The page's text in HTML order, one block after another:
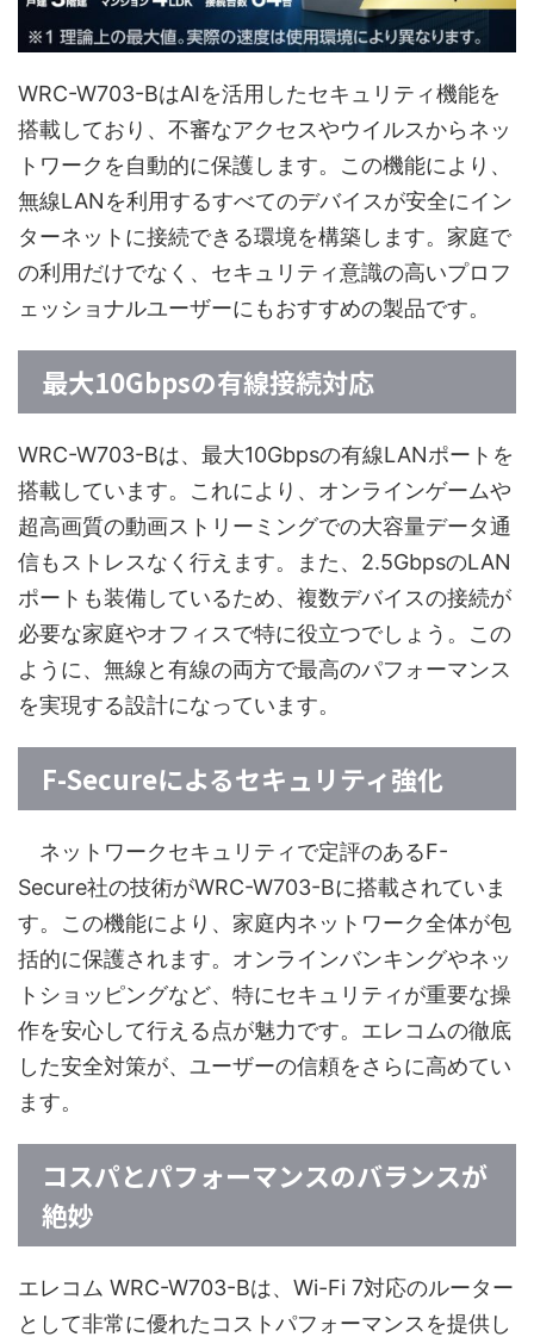
WRC-W703-BはAIを活用したセキュリティ機能を
搭載しており、不審なアクセスやウイルスからネッ
トワークを自動的に保護します。この機能により、
無線LANを利用するすべてのデバイスが安全にイン
ターネットに接続できる環境を構築します。家庭で
の利用だけでなく、セキュリティ意識の高いプロフ
ェッショナルユーザーにもおすすめの製品です。
最大10Gbpsの有線接続対応
WRC-W703-Bは、最大10Gbpsの有線LANポートを
搭載しています。これにより、オンラインゲームや
超高画質の動画ストリーミングでの大容量データ通
信もストレスなく行えます。また、2.5GbpsのLAN
ポートも装備しているため、複数デバイスの接続が
必要な家庭やオフィスで特に役立つでしょう。この
ように、無線と有線の両方で最高のパフォーマンス
を実現する設計になっています。
F-Secureによるセキュリティ強化
ネットワークセキュリティで定評のあるF-
Secure社の技術がWRC-W703-Bに搭載されていま
す。この機能により、家庭内ネットワーク全体が包
括的に保護されます。オンラインバンキングやネッ
トショッピングなど、特にセキュリティが重要な操
作を安心して行える点が魅力です。エレコムの徹底
した安全対策が、ユーザーの信頼をさらに高めてい
ます。
コスパとパフォーマンスのバランスが
絶妙
エレコム WRC-W703-Bは、Wi-Fi 7対応のルーター
として非常に優れたコストパフォーマンスを提供し